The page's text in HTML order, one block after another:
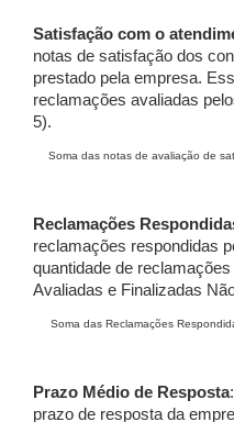
Satisfação com o
notas de satisfação dos
prestado pela empresa.
reclamações avaliadas
5).
Soma das notas de avaliação de
Reclamações
reclamações respondidas
quantidade de
Avaliadas e Finalizadas
Soma das Reclamações
Prazo Médio de Resposta
prazo de resposta da